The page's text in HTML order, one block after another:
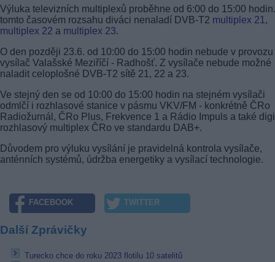
Výluka televizních multiplexů proběhne od 6:00 do 15:00
tomto časovém rozsahu diváci nenaladí DVB-T2 multiplex 21 ,
multiplex 22 a multiplex 23.
O den později 23.6. od 10:00 do 15:00 hodin nebude v provozu
vysílač Valašské Meziříčí - Radhošť. Z vysílače nebude možné
naladit celoplošné DVB-T2 sítě 21, 22 a 23.
Ve stejný den se od 10:00 do 15:00 hodin na stejném vysílači
odmlčí i rozhlasové stanice v pásmu VKV/FM - konkrétně ČRo
Radiožurnál, ČRo Plus, Frekvence 1 a Rádio Impuls a také
rozhlasový multiplex ČRo ve standardu DAB+.
Důvodem pro výluku vysílání je pravidelná kontrola vysílače,
anténních systémů, údržba energetiky a vysílací technologie.
FACEBOOK TWITTER
Další Zprávičky
Turecko chce do roku 2023 flotilu 10 satelitů